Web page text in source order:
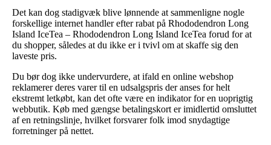
Det kan dog stadigvæk blive lønnende at sammenligne nogle
forskellige internet handler efter rabat på Rhododendron Long
Island IceTea – Rhododendron Long Island IceTea forud for at
du shopper, således at du ikke er i tvivl om at skaffe sig den
laveste pris.
Du bør dog ikke undervurdere, at ifald en online webshop
reklamerer deres varer til en udsalgspris der anses for helt
ekstremt letkøbt, kan det ofte være en indikator for en uoprigtig
webbutik. Køb med gængse betalingskort er imidlertid omsluttet
af en retningslinje, hvilket forsvarer folk imod snydagtige
forretninger på nettet.